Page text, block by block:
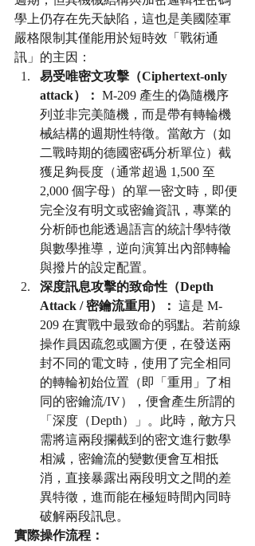
學上仍存在先天缺陷，這也是美國陸軍
嚴格限制其僅能用於短時效「戰術通
訊」的主因：
易受唯密文攻擊（Ciphertext-only
attack）： M-209 產生的偽隨機序
列並非完美隨機，而是帶有轉輪機
械結構的週期性特徵。當敵方（如
二戰時期的德國密碼分析單位）截
獲足夠長度（通常超過 1,500 至
2,000 個字母）的單一密文時，即便
完全沒有明文或密鑰資訊，專業的
分析師也能透過語言的統計學特徵
與數學推導，逆向演算出內部轉輪
與撥片的設定配置。
深度訊息攻擊的致命性（Depth
Attack / 密鑰流重用）： 這是 M-
209 在實戰中最致命的弱點。若前線
操作員因疏忽或圖方便，在發送兩
封不同的電文時，使用了完全相同
的轉輪初始位置（即「重用」了相
同的密鑰流/IV），便會產生所謂的
「深度（Depth）」。此時，敵方只
需將這兩段攔截到的密文進行數學
相減，密鑰流的變數便會互相抵
消，直接暴露出兩段明文之間的差
異特徵，進而能在極短時間內同時
破解兩段訊息。
實際操作流程：